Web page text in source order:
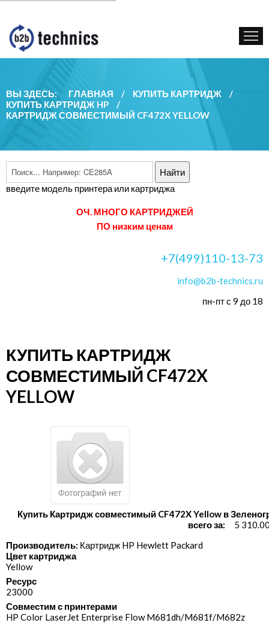
КУПИТЬ КАРТРИДЖ
ГОС. УЧРЕЖДЕНИЯМ
КОНТАКТЫ
ВЫ ЗДЕСЬ: ГЛАВНАЯ / КУПИТЬ КАРТРИДЖ
/
КУПИТЬ КАРТРИДЖ HP
/
КАРТРИДЖ СОВМЕСТИМЫЙ CF472X YELLOW
введите модель принтера или картриджа
ОЧ. МНОГО КАРТРИДЖЕЙ
ПО низким ценам
+7(499)110-13-73
info@b2b-technics.ru
пн-пт с 9 до 18
КУПИТЬ КАРТРИДЖ
СОВМЕСТИМЫЙ CF472X
YELLOW
Купить Картридж совместимый CF472X Yellow в
всего за:
5
Производитель: Картридж HP Hewlett Packard
Цвет картриджа
Yellow
Ресурс
23000
Совместим с принтерами
HP Color LaserJet Enterprise Flow M681dh/​M681f/​M682z